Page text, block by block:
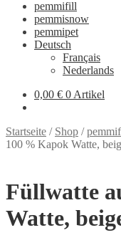
pemmifill
pemmisnow
pemmipet
Deutsch
Français
Nederlands
0,00 € 0 Artikel
Startseite / Shop /
100 % Kapok Watte,
Füllwatte
Watte,